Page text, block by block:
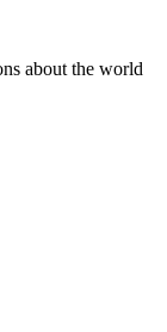
about the world